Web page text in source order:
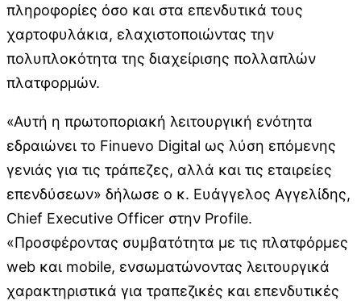
πληροφορίες όσο και στα επενδυτικά τους
χαρτοφυλάκια, ελαχιστοποιώντας την
πολυπλοκότητα της διαχείρισης πολλαπλών
πλατφορμών.
«Αυτή η πρωτοποριακή λειτουργική ενότητα
εδραιώνει το Finuevo Digital ως λύση επόμενης
γενιάς για τις τράπεζες, αλλά και τις εταιρείες
επενδύσεων» δήλωσε ο κ. Ευάγγελος Αγγελίδης,
Chief Executive Officer στην Profile.
«Προσφέροντας συμβατότητα με τις πλατφόρμες
web και mobile, ενσωματώνοντας λειτουργικά
χαρακτηριστικά για τραπεζικές και επενδυτικές